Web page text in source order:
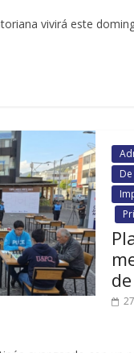
vivirá este